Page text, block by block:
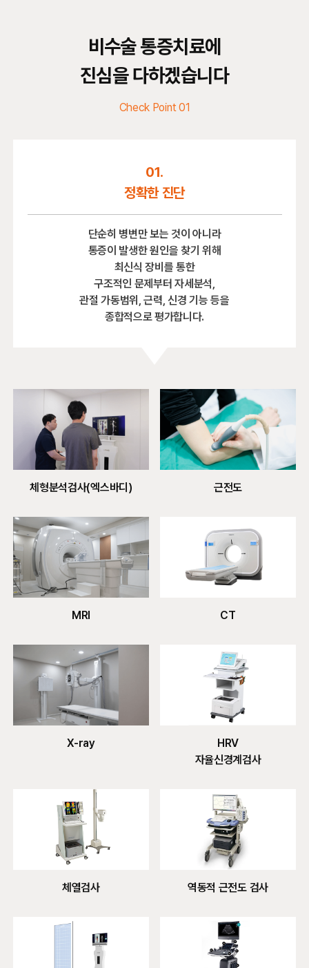
비수술 통증치료에
진심을 다하겠습니다
Check Point 01
01.
정확한 진단
단순히 병변만 보는 것이 아니라
통증이 발생한 원인을 찾기 위해
최신식 장비를 통한
구조적인 문제부터 자세분석,
관절 가동범위, 근력, 신경 기능 등을
종합적으로 평가합니다.
체형분석검사(엑스바디) 근전도
MRI CT
X-ray
HRV
자율신경계검사
체열검사 역동적 근전도 검사